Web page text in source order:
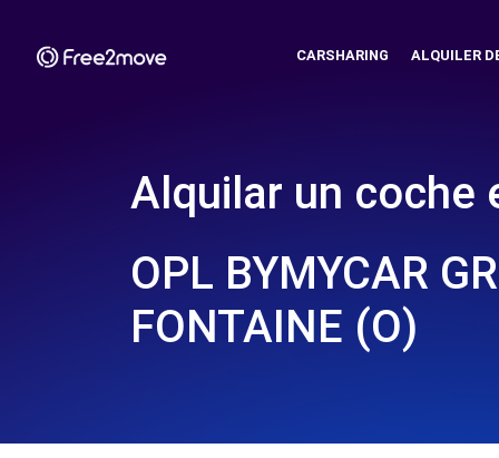
CARSHARING ALQUILER
Alquilar un coche
OPL BYMYCAR
FONTAINE (O)